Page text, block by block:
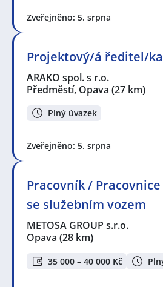
Zveřejněno: 5. srpna
Projektový/á ředitel/ka
ARAKO spol. s r.o.
Předměstí, Opava (27 km)
Plný úvazek
Zveřejněno: 5. srpna
Pracovník /
se služebním vozem
METOSA GROUP s.r.o.
Opava (28 km)
35 000 – 40 000 Kč